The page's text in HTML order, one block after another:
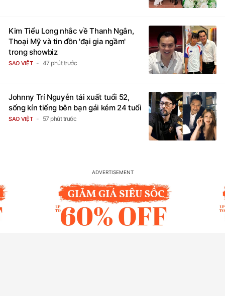
Kim Tiểu Long nhắc về Thanh Ngân,
Thoại Mỹ và tin đồn 'đại gia ngầm'
trong showbiz
SAO VIỆT 47 phút trước
Johnny Trí Nguyễn tái xuất tuổi 52,
sống kín tiếng bên bạn gái kém 24 tuổi
SAO VIỆT 57 phút trước